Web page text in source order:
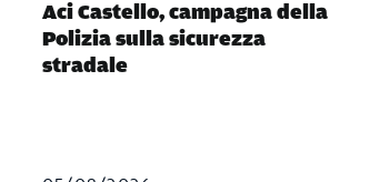
Aci Castello, campagna della
Polizia sulla sicurezza
stradale